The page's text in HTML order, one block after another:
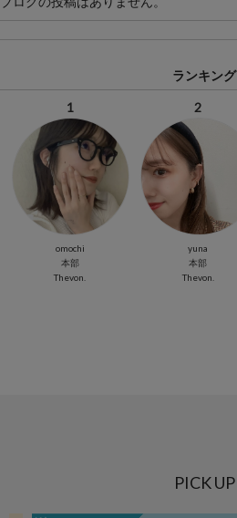
ランキング
1
omochi
本部
Thevon.
2
yuna
本部
Thevon.
PICK UP